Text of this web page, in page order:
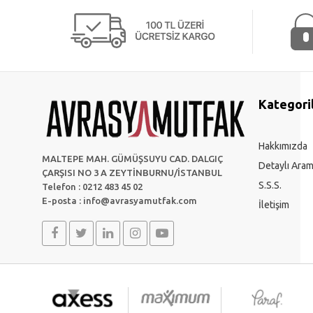
MALTEPE MAH. GÜMÜŞSUYU CAD. DALGIÇ
ÇARŞISI NO 3 A ZEYTİNBURNU/İSTANBUL
Telefon : 0212 483 45 02
E-posta : info@avrasyamutfak.com
Hakkımızda
Detaylı
S.S.S.
İletişim